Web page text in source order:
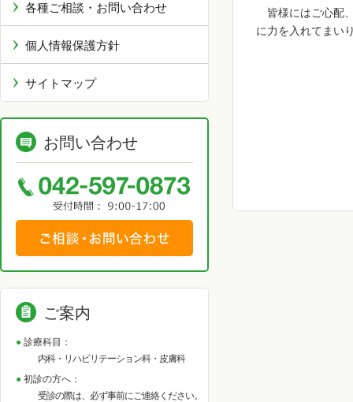
皆様にはご心配
に力を入れてまい
各種ご相談・お問い合わせ
個人情報保護方針
サイトマップ
お問い合わせ
ご案内
診療科目：
内科・リハビリテーション科・皮膚科
初診の方へ：
受診の際は、必ず事前にご連絡ください。